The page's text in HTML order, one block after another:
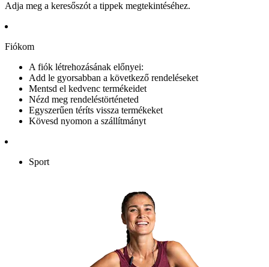
Adja meg a keresőszót a tippek megtekintéséhez.
Fiókom
A fiók létrehozásának előnyei:
Add le gyorsabban a következő rendeléseket
Mentsd el kedvenc termékeidet
Nézd meg rendeléstörténeted
Egyszerűen téríts vissza termékeket
Kövesd nyomon a szállítmányt
Sport